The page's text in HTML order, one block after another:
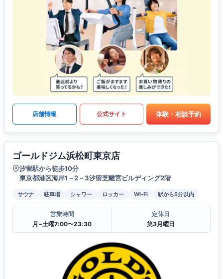
店舗情報 公式サイト 体験・相談予約
ゴールドジム浜松町東京店
汐留駅から徒歩10分
東京都港区海岸1－2－3汐留芝離宮ビルディング2階
サウナ 駐車場 シャワー ロッカー Wi-Fi 駅から5分以内
営業時間
月~土曜7:00〜23:30
定休日
第3月曜日